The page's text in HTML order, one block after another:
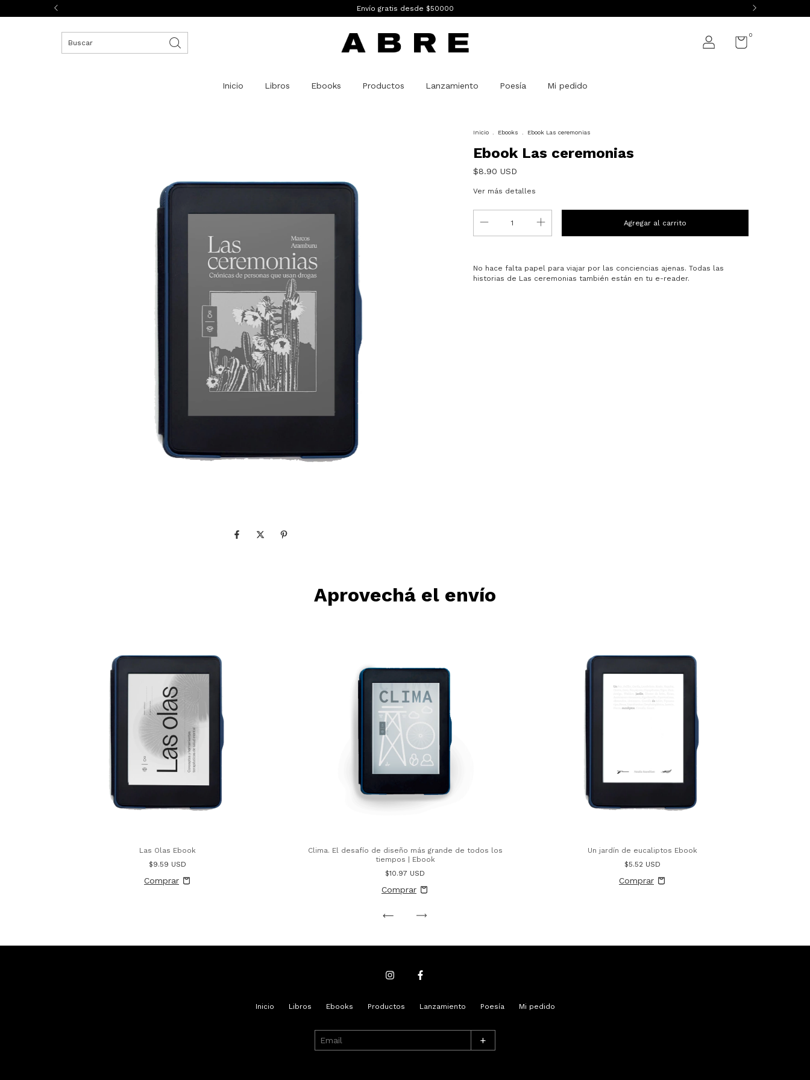
Envío gratis desde $50000
0
Inicio Libros Ebooks Productos Lanzamiento Poesía Mi pedido
Inicio Ebooks Ebook Las ceremonias
Ebook Las ceremonias
$8.90 USD
Ver más detalles
No hace falta papel para viajar por las conciencias ajenas. Todas las
historias de Las ceremonias también están en tu e-reader.
Aprovechá el envío
Las Olas Ebook
$9.59 USD
Clima. El desafío de diseño más grande de todos los
tiempos | Ebook
$10.97 USD
Un jardín de eucaliptos Ebook
$5.52 USD
Inicio Libros Ebooks Productos Lanzamiento Poesía Mi pedido
+